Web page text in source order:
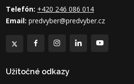
Telefón: +420 246 086 014
Email: predvyber@predvyber.cz
Užitočné odkazy